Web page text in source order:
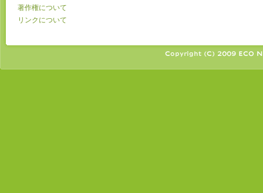
著作権について
リンクについて